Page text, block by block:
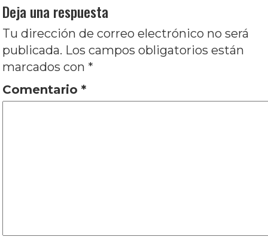
Deja una respuesta
Tu dirección de correo electrónico no será
publicada. Los campos obligatorios están
marcados con *
Comentario*